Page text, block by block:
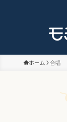
ホーム 合唱